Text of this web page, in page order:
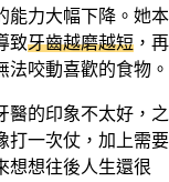
能力大幅下降。她本
致牙齒越磨越短 ，再
咬動喜歡的食物。
醫的印象不太好，之
打一次仗，加上需要
想想往後人生還很